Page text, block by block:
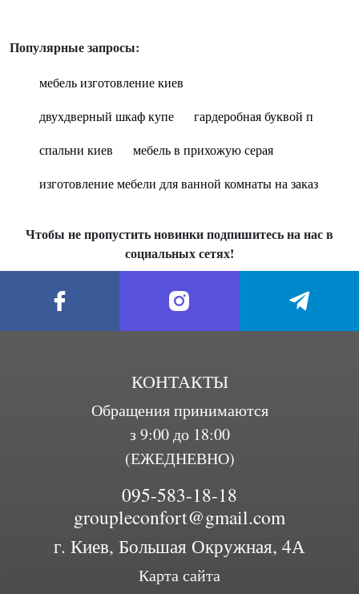
Популярные запросы:
мебель изготовление киев
двухдверный шкаф купе
гардеробная буквой п
спальни киев
мебель в прихожую серая
изготовление мебели для ванной комнаты на заказ
Чтобы не пропустить новинки подпишитесь на нас в
социальных сетях!
КОНТАКТЫ
Обращения принимаются
з 9:00 до 18:00
(ЕЖЕДНЕВНО)
095-583-18-18
groupleconfort@gmail.com
г. Киев, Большая Окружная, 4А
Карта сайта